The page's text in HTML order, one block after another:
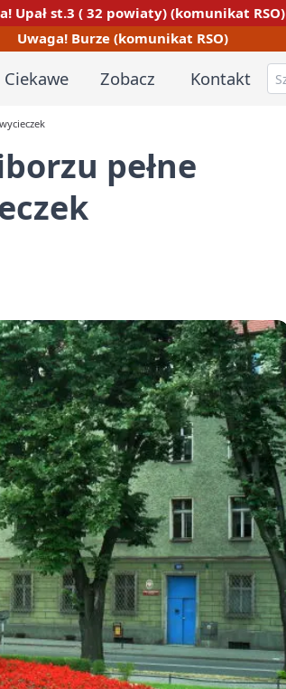
Upał st.3 ( 32 powiaty) (komunikat RSO)
Uwaga! Burze (komunikat RSO)
Ciekawe Zobacz Kontakt
pełne